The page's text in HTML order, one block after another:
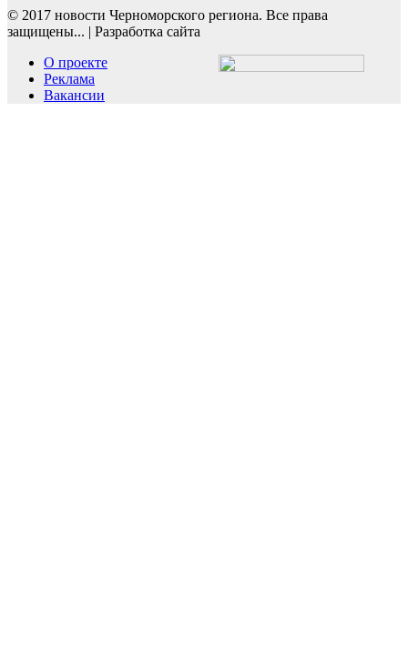
© 2017 новости Черноморского региона. Все права
защищены... | Разработка сайта
О проекте
Реклама
Вакансии